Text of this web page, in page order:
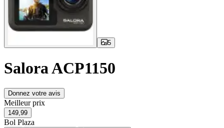
5
Salora ACP1150
Donnez votre avis
Meilleur prix
149,99
Bol Plaza